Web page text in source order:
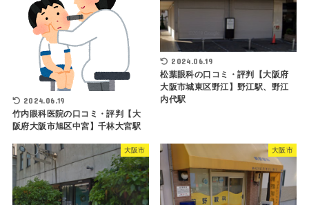
2024.06.19
竹内眼科医院の口コミ・評判【大
阪府大阪市旭区中宮】千林大宮駅
2024.06.19
松葉眼科の口コミ・評判【大阪府
大阪市城東区野江】野江駅、野江
内代駅
大阪市 大阪市